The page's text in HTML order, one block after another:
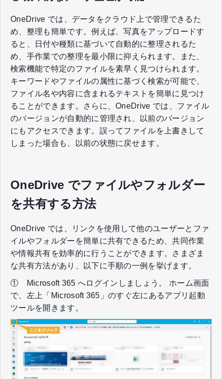
OneDrive では、データをクラウド上で管理できるた
め、整理も簡単です。例えば、写真をアップロードす
ると、日付や種類に基づいて自動的に整理されるた
め、手作業での整理を最小限に抑えられます。また、
検索機能で特定のファイルを素早く見つけられます。
キーワードやファイルの属性に基づく検索が可能で、
ファイル名や内容に含まれるテキストを簡単に見つけ
ることができます。さらに、OneDrive では、ファイル
のバージョンが自動的に管理され、以前のバージョン
にもアクセスできます。誤ってファイルを上書きして
しまった場合も、以前の状態に戻せます。
OneDrive でファイルやフォルダー
を共有する方法
OneDrive では、リンクを使用して他のユーザーとファ
イルやフォルダーを簡単に共有できるため、共同作業
や情報共有を効率的に行うことができます。さまざま
な共有方法があり、以下に手順の一例を挙げます。
① Microsoft 365 へログインしましょう。 ホーム画面
で、左上「Microsoft 365」のすぐ左にあるアプリ起動
ツールを開きます。